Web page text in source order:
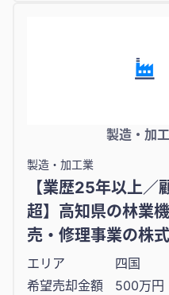
製造・加
製造・加工業
【業歴25年以上／
超】高知県の林業
売・修理事業の株
エリア
四国
希望売却金額
500万円